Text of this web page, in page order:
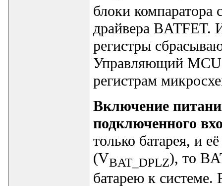
блоки компаратора
драйвера BATFET.
регистры
Управляющий MCU
регистрам
Включение
подключенного
только батарея, и
(VBAT_DPLZ), то
батарею к